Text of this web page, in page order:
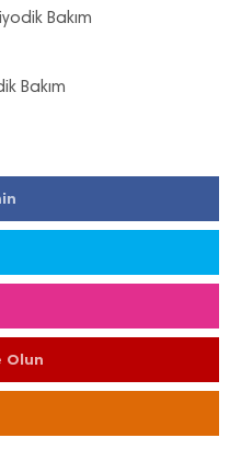
Bakım
Bakım
Olun